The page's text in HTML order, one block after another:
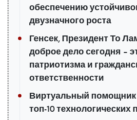
обеспечению
двузначного роста
Генсек, Президент То
доброе дело сегодня –
патриотизма и
ответственности
Виртуальный помощник
топ-10 технологических